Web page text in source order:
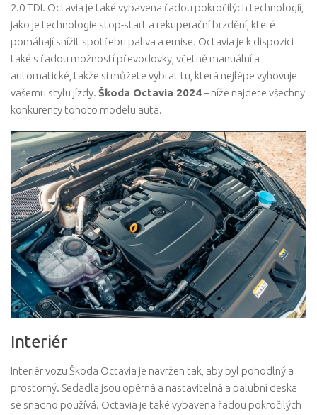
2.0 TDI. Octavia je také vybavena řadou pokročilých technologií,
jako je technologie stop-start a rekuperační brzdění, které
pomáhají snížit spotřebu paliva a emise. Octavia je k dispozici
také s řadou možností převodovky, včetně manuální a
automatické, takže si můžete vybrat tu, která nejlépe vyhovuje
vašemu stylu jízdy. Škoda Octavia 2024– níže najdete všechny
konkurenty tohoto modelu auta.
Interiér
Interiér vozu Škoda Octavia je navržen tak, aby byl pohodlný a
prostorný. Sedadla jsou opěrná a nastavitelná a palubní deska
se snadno používá. Octavia je také vybavena řadou pokročilých